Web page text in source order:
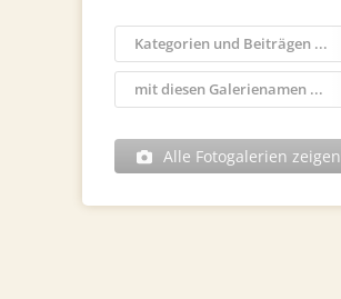
Kategorien und Beiträgen ...
mit diesen Galerienamen ...
Alle Fotogalerien zeigen